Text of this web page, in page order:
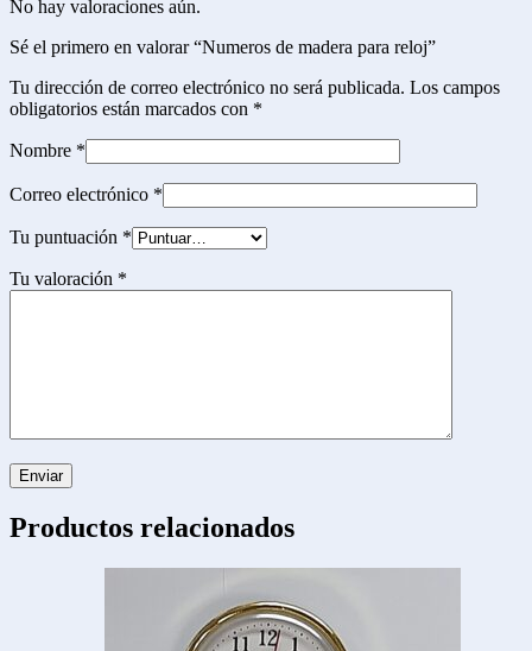
No hay valoraciones aún.
Sé el primero en valorar “Numeros de madera para reloj”
Tu dirección de correo electrónico no será publicada. Los campos
obligatorios están marcados con *
Nombre *
Correo electrónico *
Tu puntuación *
Tu valoración *
Productos relacionados